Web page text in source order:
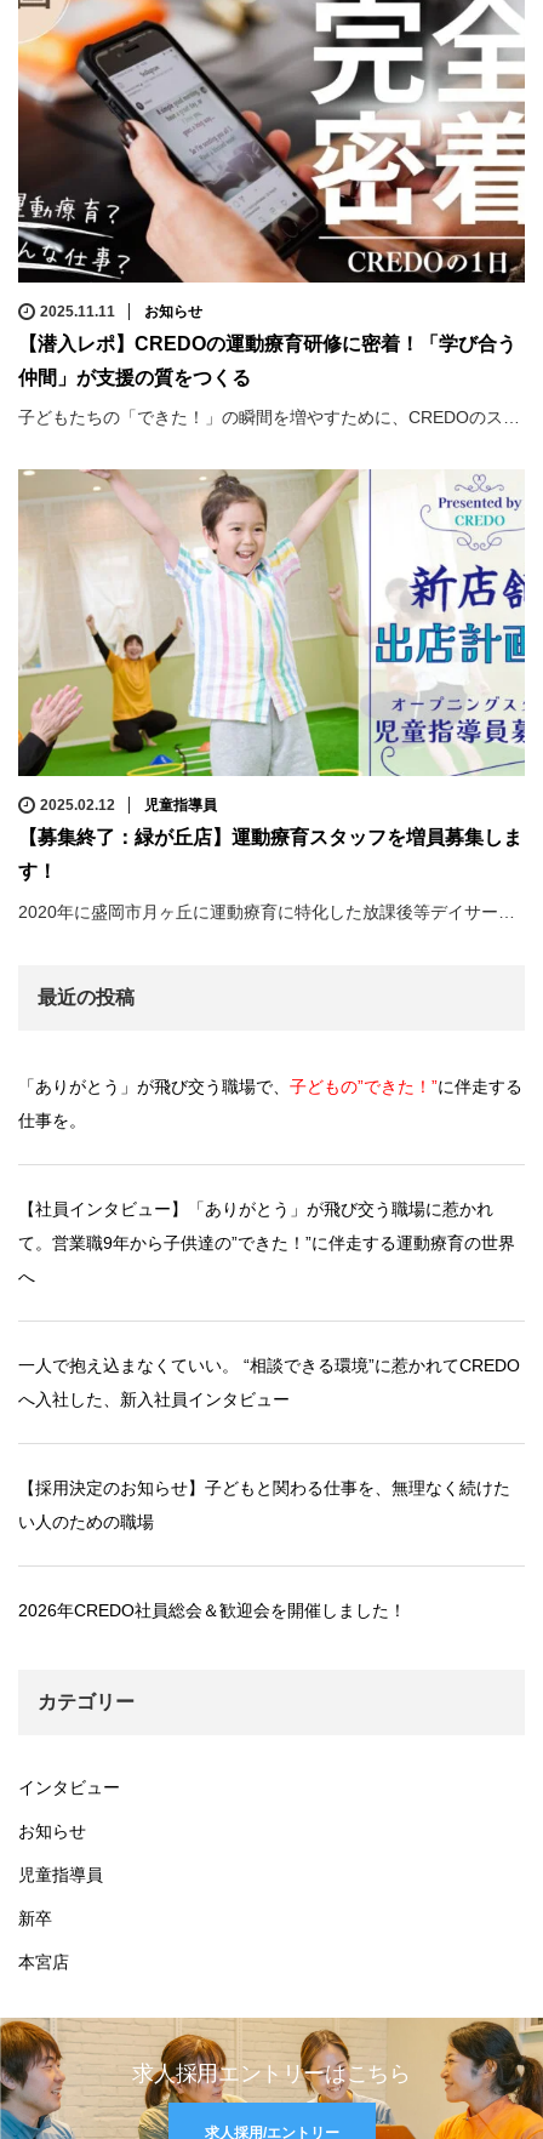
2025.11.11 お知らせ
【潜入レポ】CREDOの運動療育研修に密着！「学び合う
仲間」が支援の質をつくる
子どもたちの「できた！」の瞬間を増やすために、CREDOのス…
2025.02.12 児童指導員
【募集終了：緑が丘店】運動療育スタッフを増員募集しま
す！
2020年に盛岡市月ヶ丘に運動療育に特化した放課後等デイサー…
最近の投稿
「ありがとう」が飛び交う職場で、 子どもの”できた！”に伴走する
仕事を。
【社員インタビュー】「ありがとう」が飛び交う職場に惹かれ
て。営業職9年から子供達の”できた！”に伴走する運動療育の世界
へ
一人で抱え込まなくていい。 “相談できる環境”に惹かれてCREDO
へ入社した、新入社員インタビュー
【採用決定のお知らせ】子どもと関わる仕事を、無理なく続けた
い人のための職場
2026年CREDO社員総会＆歓迎会を開催しました！
カテゴリー
インタビュー
お知らせ
児童指導員
新卒
本宮店
求人採用エントリーはこちら
求人採用/エントリー